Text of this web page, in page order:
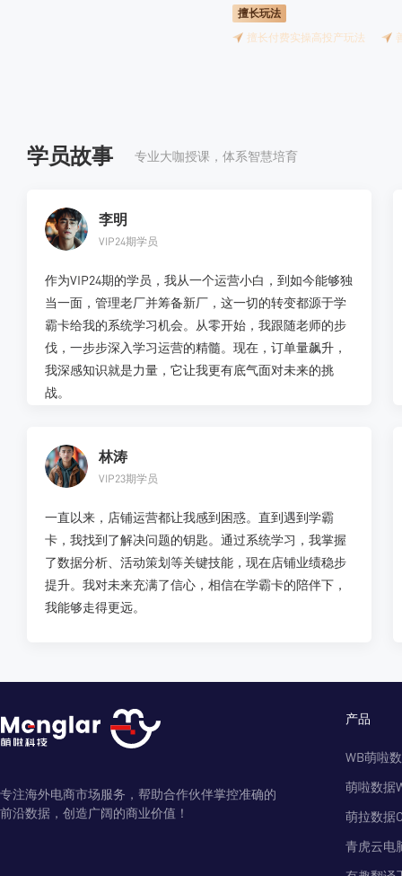
擅长玩法
擅长付费实操高投产玩法
学员故事 专业大咖授课，体系智慧培育
李明
VIP24期学员
作为VIP24期的学员，我从一个运营小白，到如今能够独
当一面，管理老厂并筹备新厂，这一切的转变都源于学
霸卡给我的系统学习机会。从零开始，我跟随老师的步
伐，一步步深入学习运营的精髓。现在，订单量飙升，
我深感知识就是力量，它让我更有底气面对未来的挑
战。
林涛
VIP23期学员
一直以来，店铺运营都让我感到困惑。直到遇到学霸
卡，我找到了解决问题的钥匙。通过系统学习，我掌握
了数据分析、活动策划等关键技能，现在店铺业绩稳步
提升。我对未来充满了信心，相信在学霸卡的陪伴下，
我能够走得更远。
专注海外电商市场服务，帮助合作伙伴掌控准确的
前沿数据，创造广阔的商业价值！
产品
WB萌啦
萌啦数据
萌拉数据
青虎云电